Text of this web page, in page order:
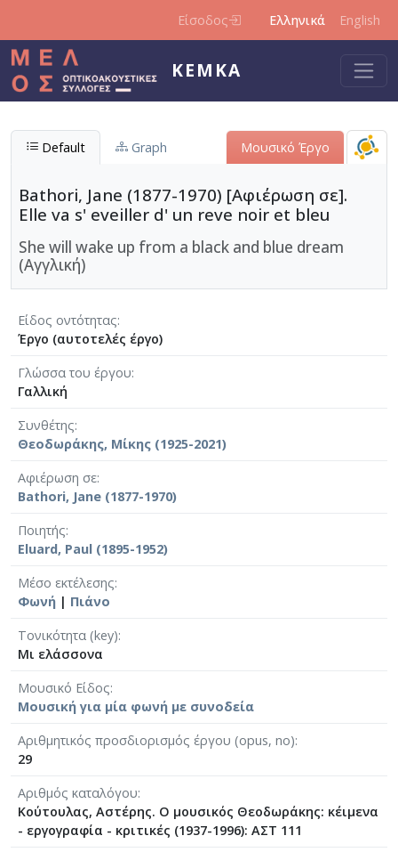
Είσοδος Ελληνικά English
ΚΕΜΚΑ
Default Graph Μουσικό Έργο
Bathori, Jane (1877-1970) [Αφιέρωση σε].
Elle va s' eveiller d' un reve noir et bleu
She will wake up from a black and blue dream
(Αγγλική)
Είδος οντότητας
Έργο (αυτοτελές έργο)
Γλώσσα του έργου
Γαλλική
Συνθέτης
Θεοδωράκης, Μίκης (1925-2021)
Αφιέρωση σε
Bathori, Jane (1877-1970)
Ποιητής
Eluard, Paul (1895-1952)
Μέσο εκτέλεσης
Φωνή | Πιάνο
Τονικότητα (key)
Μι ελάσσονα
Μουσικό Είδος
Μουσική για μία φωνή με συνοδεία
Αριθμητικός προσδιορισμός έργου (opus, no)
29
Αριθμός καταλόγου
Κούτουλας, Αστέρης. Ο μουσικός Θεοδωράκης: κέιμενα
- εργογραφία - κριτικές (1937-1996): ΑΣΤ 111